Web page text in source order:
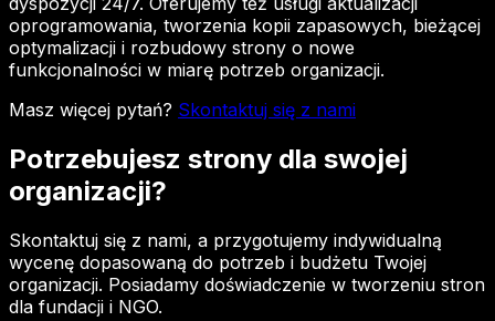
oprogramowania, tworzenia kopii zapasowych, bieżącej
optymalizacji i rozbudowy strony o nowe
funkcjonalności w miarę potrzeb organizacji.
Masz więcej pytań? Skontaktuj się z nami
Potrzebujesz strony dla swojej
organizacji?
Skontaktuj się z nami, a przygotujemy indywidualną
wycenę dopasowaną do potrzeb i budżetu Twojej
organizacji. Posiadamy doświadczenie w tworzeniu stron
dla fundacji i NGO.